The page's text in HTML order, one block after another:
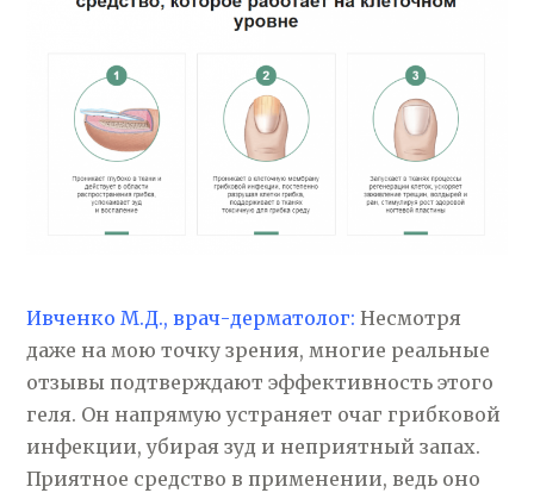
Ивченко М.Д., врач-дерматолог: Несмотря
даже на мою точку зрения, многие реальные
отзывы подтверждают эффективность этого
геля. Он напрямую устраняет очаг грибковой
инфекции, убирая зуд и неприятный запах.
Приятное средство в применении, ведь оно